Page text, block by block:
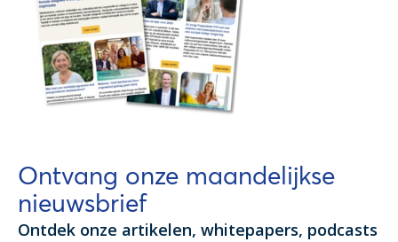
Ontvang onze maandelijkse
nieuwsbrief
Ontdek onze artikelen, whitepapers, podcasts